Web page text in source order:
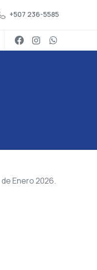
+507 236-5585
de Enero 2026.